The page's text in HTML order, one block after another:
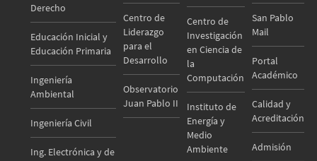
Derecho
Educación Inicial y
Educación Primaria
Ingeniería
Ambiental
Ingeniería Civil
Ing. Electrónica y de
Centro de
Liderazgo
para el
Desarrollo
Observatorio
Juan Pablo II
Centro de
Investigación
en Ciencia de
la
Computación
Instituto de
Energía y
Medio
Ambiente
San Pablo
Mail
Portal
Académico
Calidad y
Acreditación
Admisión